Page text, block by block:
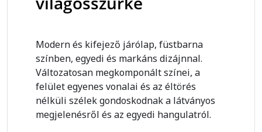
Modern és kifejező járólap, füstbarna
színben, egyedi és markáns dizájnnal.
Változatosan megkomponált színei, a
felület egyenes vonalai és az éltörés
nélküli szélek gondoskodnak a látványos
megjelenésről és az egyedi hangulatról.